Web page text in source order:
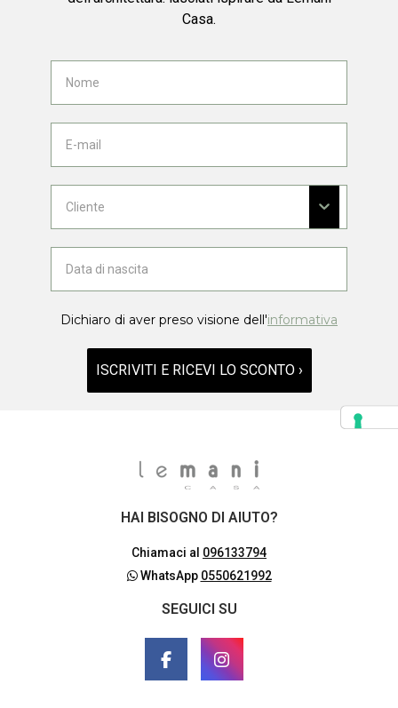
Casa.
Dichiaro di aver preso visione dell'informativa
ISCRIVITI E RICEVI LO SCONTO ›
HAI BISOGNO DI AIUTO?
Chiamaci al 096133794
WhatsApp 0550621992
SEGUICI SU